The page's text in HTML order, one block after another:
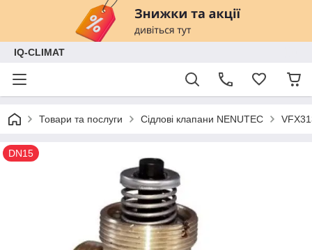
IQ-CLIMAT
Товари та послуги Сідлові клапани NENUTEC
DN15